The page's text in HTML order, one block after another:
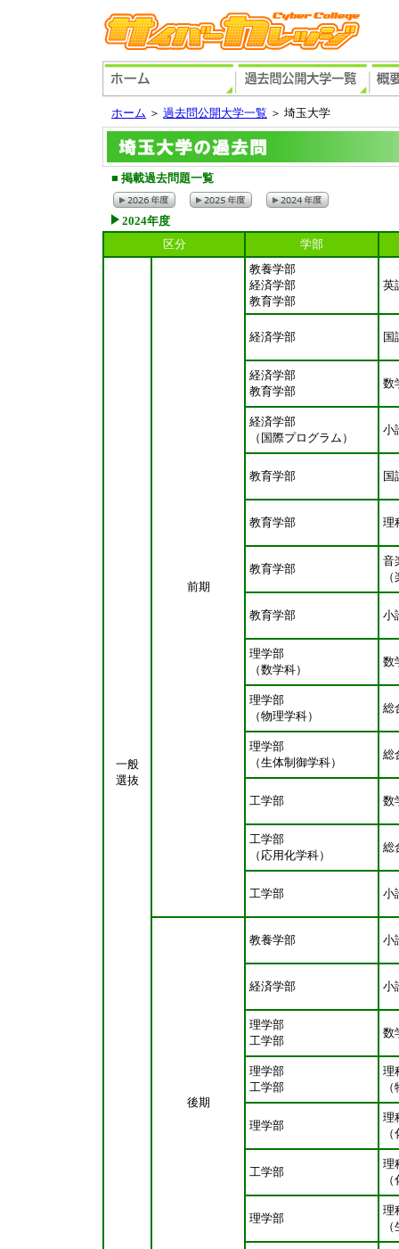
ホーム ＞ 過去問公開大学一覧 ＞ 埼玉大学
■ 掲載過去問題一覧
2024年度
区分
学部
一般
選抜
前期
教養学部
経済学部
教育学部
英
経済学部 国
経済学部
教育学部
数
経済学部
（国際プログラム）
小
教育学部 国
教育学部 理
教育学部
音
教育学部 小
理学部
（数学科）
数
理学部
（物理学科）
総
理学部
（生体制御学科）
総
工学部 数
工学部
（応用化学科）
総
工学部 小
後期
教養学部 小
経済学部 小
理学部
工学部
数
理学部
工学部
理
理学部
理
工学部
理
理学部
理